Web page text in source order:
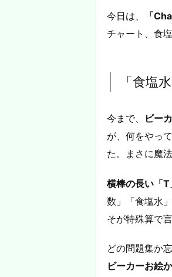
今日は、 「
チャート、食
「食塩
今まで、 ビー
が、何をやっ
た。まさに魔
横棒の長い「
数」「食塩水
そが特殊算で
どの問題集か
ビーカーお絵